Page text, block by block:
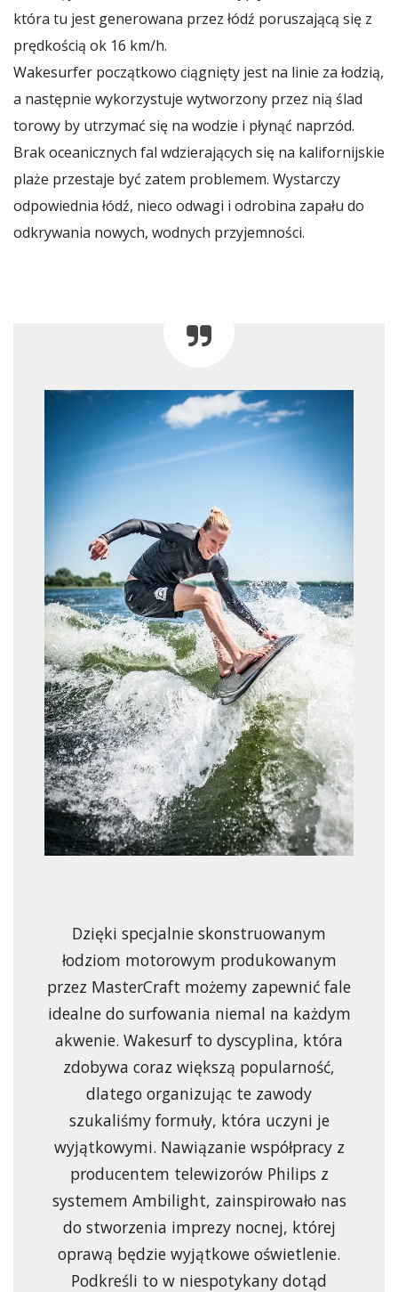
która tu jest generowana przez łódź poruszającą się z
prędkością ok 16 km/h.
Wakesurfer początkowo ciągnięty jest na linie za łodzią,
a następnie wykorzystuje wytworzony przez nią ślad
torowy by utrzymać się na wodzie i płynąć naprzód.
Brak oceanicznych fal wdzierających się na kalifornijskie
plaże przestaje być zatem problemem. Wystarczy
odpowiednia łódź, nieco odwagi i odrobina zapału do
odkrywania nowych, wodnych przyjemności.
Dzięki specjalnie skonstruowanym
łodziom motorowym produkowanym
przez MasterCraft możemy zapewnić fale
idealne do surfowania niemal na każdym
akwenie. Wakesurf to dyscyplina, która
zdobywa coraz większą popularność,
dlatego organizując te zawody
szukaliśmy formuły, która uczyni je
wyjątkowymi. Nawiązanie współpracy z
producentem telewizorów Philips z
systemem Ambilight, zainspirowało nas
do stworzenia imprezy nocnej, której
oprawą będzie wyjątkowe oświetlenie.
Podkreśli to w niespotykany dotąd